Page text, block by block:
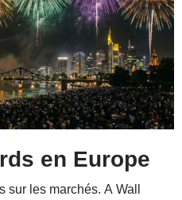
en Europe
les marchés. A Wall